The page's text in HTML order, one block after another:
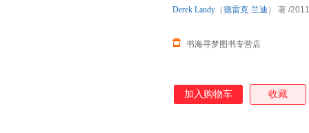
书海寻梦图书专营店
Derek Landy （德雷克·兰迪 ） 著 /
加入购物车 收藏